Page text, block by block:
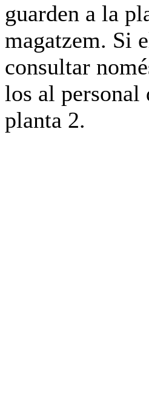
guarden a la
magatzem. Si
consultar
los al personal
planta 2.